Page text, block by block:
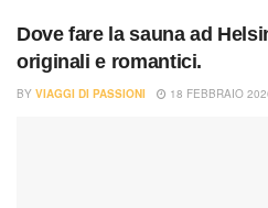
Dove fare la sauna ad
originali e romantici.
BY VIAGGI DI PASSIONI 18 FEBBRAIO